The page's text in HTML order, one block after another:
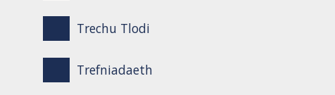
Trechu Tlodi
Trefniadaeth